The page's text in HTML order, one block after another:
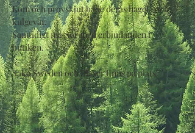
Kom och provskjut både deras hagel- och
kulgevär.
Samtidigt massor med erbjudanden i
butiken.
Sako Sweden och Blaser finns på plats!